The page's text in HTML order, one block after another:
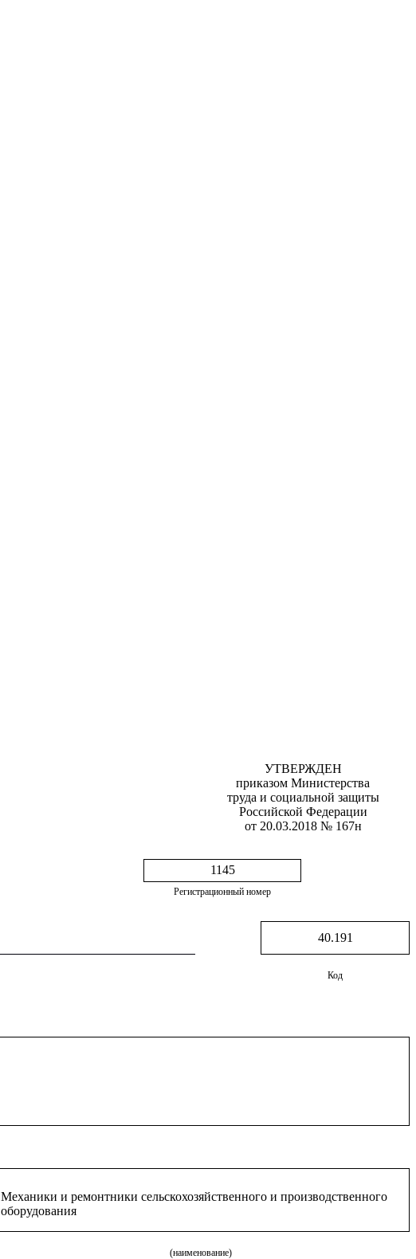
УТВЕРЖДЕН
приказом Министерства
труда и социальной защиты
Российской Федерации
от 20.03.2018 № 167н
1145
Регистрационный номер
40.191
Код
Механики и ремонтники сельскохозяйственного и производственного
оборудования
(наименование)